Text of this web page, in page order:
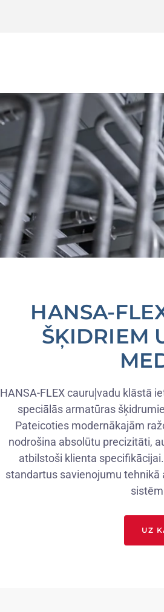
HANSA-
ŠĶIDRIEM
HANSA-FLEX cauruļvadu klāstā
speciālās armatūras
Pateicoties modernākajām
nodrošina absolūtu precizitāti,
atbilstoši klienta
standartus savienojumu
UZ